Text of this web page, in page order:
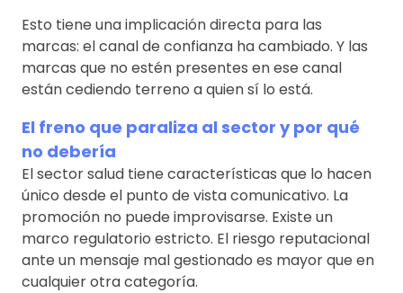
Esto tiene una implicación directa para las
marcas: el canal de confianza ha cambiado. Y las
marcas que no estén presentes en ese canal
están cediendo terreno a quien sí lo está.
El freno que paraliza al sector y por qué
no debería
El sector salud tiene características que lo hacen
único desde el punto de vista comunicativo. La
promoción no puede improvisarse. Existe un
marco regulatorio estricto. El riesgo reputacional
ante un mensaje mal gestionado es mayor que en
cualquier otra categoría.